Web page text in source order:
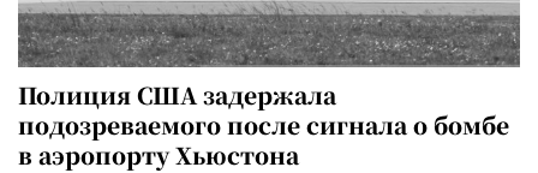
Полиция США задержала
подозреваемого после сигнала о бомбе
в аэропорту Хьюстона